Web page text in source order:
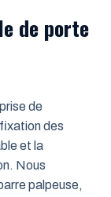
de porte
de
des
et la
Nous
palpeuse,